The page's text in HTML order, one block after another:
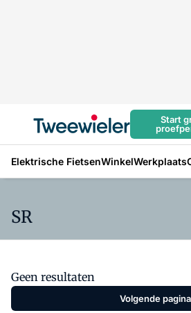
Start
Elektrische FietsenWinkelWerkplaats
SR
Geen resultaten
Volgende pagina